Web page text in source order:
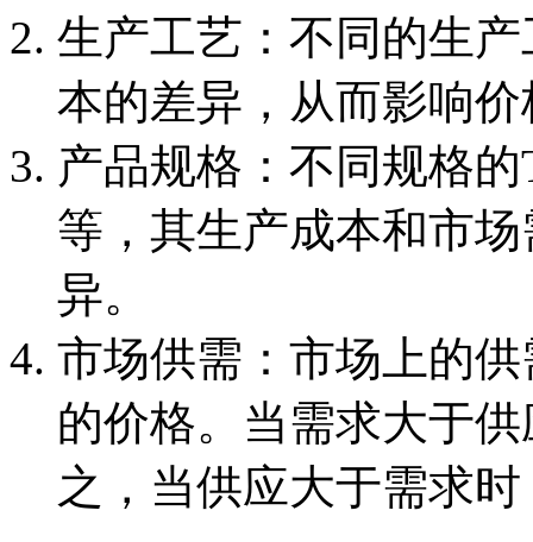
生产工艺‌：不同的生
本的差异，从而影响价
产品规格‌：不同规格
等，其生产成本和市
异。
市场供需‌：市场上的
的价格。当需求大于
之，当供应大于需求